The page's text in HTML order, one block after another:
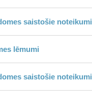
saistošie noteikumi
lēmumi
saistošie noteikumi